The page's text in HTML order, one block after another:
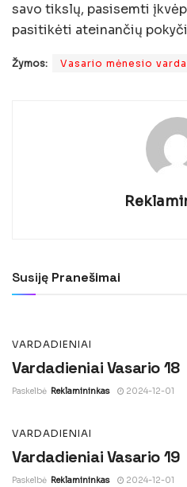
savo tikslų, pasisemti
pasitikėti ateinančių
Žymos: Vasario mėnesio
Susiję Pranešimai
Paskelbė
VARDADIENIAI
Vardadieniai Vasario 18
Paskelbė Reklamininkas 2024-12-01
VARDADIENIAI
Vardadieniai Vasario 19
Paskelbė Reklamininkas 2024-12-01